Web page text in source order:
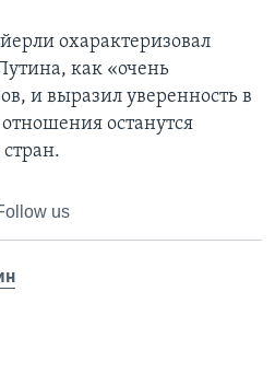
охарактеризовал
как «очень
и выразил уверенность в
останутся
us